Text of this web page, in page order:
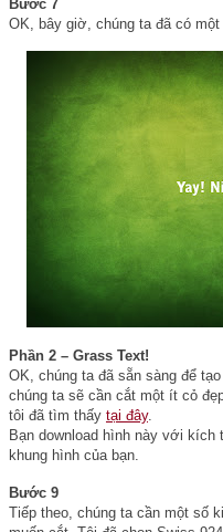
Bước 7
OK, bây giờ, chúng ta đã có một
Phần 2 – Grass Text!
OK, chúng ta đã sẵn sàng để
chúng ta sẽ cần cắt một ít cỏ
tôi đã tìm thấy tại đây.
Bạn download hình này với
khung hình của bạn.
Bước 9
Tiếp theo, chúng ta cần một số